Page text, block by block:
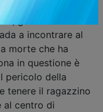
Un giorno
gli fa una
a incontrare al
morte che ha
in questione è
pericolo della
tenere il ragazzino
al centro di